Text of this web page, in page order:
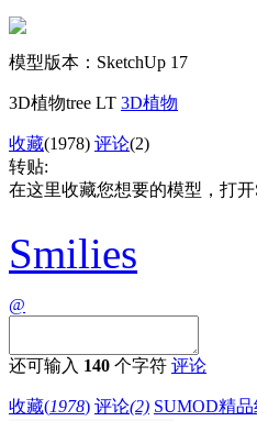
模型版本：SketchUp 17
3D植物tree LT 3D植物
收藏(1978) 评论(2)
转贴:
在这里收藏您想要的模型，打
Smilies
@
还可输入 140 个字符 评论
收藏(1978) 评论(2) SUMOD精